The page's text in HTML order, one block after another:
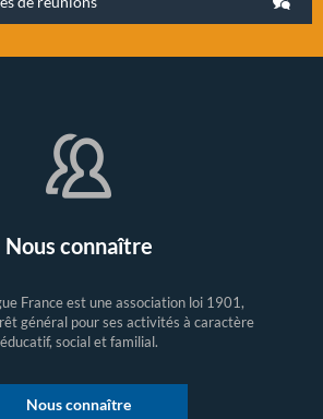
Nous connaître
France est une association loi 1901,
général pour ses activités à caractère
éducatif, social et familial.
Nous connaître